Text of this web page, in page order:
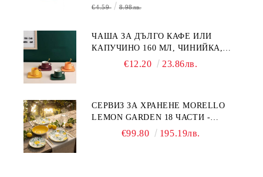
€4.59 8.98лв.
ЧАША ЗА ДЪЛГО КАФЕ ИЛИ
КАПУЧИНО 160 МЛ, ЧИНИЙКА,
ЛЪЖИЧКА GREEN, ORANGE LOVE
€12.20 23.86лв.
СЕРВИЗ ЗА ХРАНЕНЕ MORELLO
LEMON GARDEN 18 ЧАСТИ -
ПОРЦЕЛАН€99.80 195.19лв.